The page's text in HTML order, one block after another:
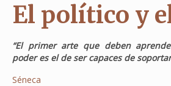
El político y
“El primer arte que deben
poder es el de ser capaces de
Séneca